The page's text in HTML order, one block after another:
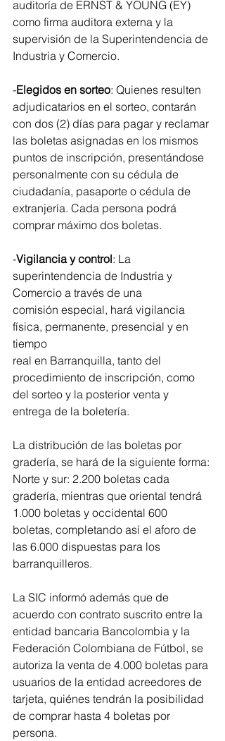
auditoría de ERNST & YOUNG (EY)
como firma auditora externa y la
supervisión de la Superintendencia de
Industria y Comercio.
-Elegidos en sorteo: Quienes resulten
adjudicatarios en el sorteo, contarán
con dos (2) días para pagar y reclamar
las boletas asignadas en los mismos
puntos de inscripción, presentándose
personalmente con su cédula de
ciudadanía, pasaporte o cédula de
extranjería. Cada persona podrá
comprar máximo dos boletas.
-Vigilancia y control: La
superintendencia de Industria y
Comercio a través de una
comisión especial, hará vigilancia
física, permanente, presencial y en
tiempo
real en Barranquilla, tanto del
procedimiento de inscripción, como
del sorteo y la posterior venta y
entrega de la boletería.
La distribución de las boletas por
gradería, se hará de la siguiente forma:
Norte y sur: 2.200 boletas cada
gradería, mientras que oriental tendrá
1.000 boletas y occidental 600
boletas, completando así el aforo de
las 6.000 dispuestas para los
barranquilleros.
La SIC informó además que de
acuerdo con contrato suscrito entre la
entidad bancaria Bancolombia y la
Federación Colombiana de Fútbol, se
autoriza la venta de 4.000 boletas para
usuarios de la entidad acreedores de
tarjeta, quiénes tendrán la posibilidad
de comprar hasta 4 boletas por
persona.